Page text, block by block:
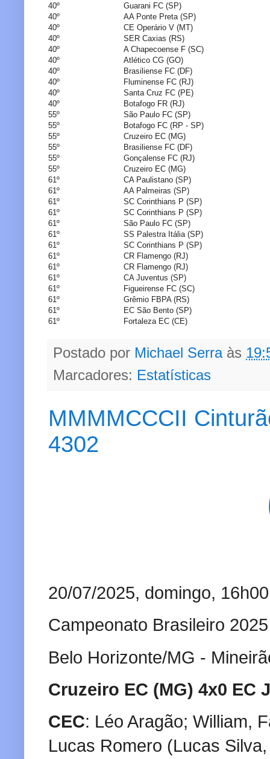
40º
Guarani FC (SP)
40º
AA Ponte Preta (SP)
40º
CE Operário V (MT)
40º
SER Caxias (RS)
40º
A Chapecoense F (SC)
40º
Atlético CG (GO)
40º
Brasiliense FC (DF)
40º
Fluminense FC (RJ)
40º
Santa Cruz FC (PE)
40º
Botafogo FR (RJ)
55º
São Paulo FC (SP)
55º
Botafogo FC (RP - SP)
55º
Cruzeiro EC (MG)
55º
Brasiliense FC (DF)
55º
Gonçalense FC (RJ)
55º
Cruzeiro EC (MG)
61º
CA Paulistano (SP)
61º
AA Palmeiras (SP)
61º
SC Corinthians P (SP)
61º
SC Corinthians P (SP)
61º
São Paulo FC (SP)
61º
SS Palestra Itália (SP)
61º
SC Corinthians P (SP)
61º
CR Flamengo (RJ)
61º
CR Flamengo (RJ)
61º
CA Juventus (SP)
61º
Figueirense FC (SC)
61º
Grêmio FBPA (RS)
61º
EC São Bento (SP)
61º
Fortaleza EC (CE)
Postado por Michael Serra às
Marcadores: Estatísticas
MMMMCCCII
4302
20/07/2025, domingo, 16h00
Campeonato Brasileiro
Belo Horizonte/MG -
Cruzeiro EC (MG) 4x0 EC
CEC: Léo Aragão; William,
Lucas Romero (Lucas